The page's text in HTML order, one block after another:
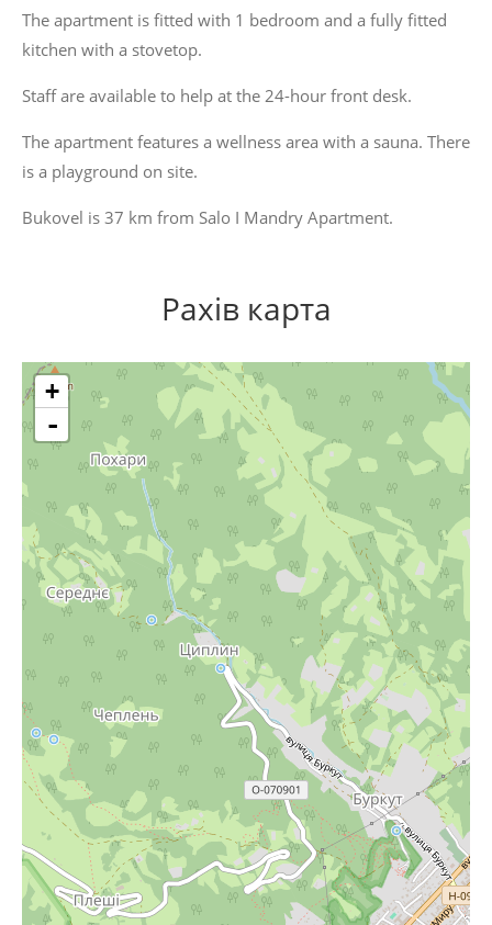
The apartment is fitted with 1 bedroom and a fully fitted
kitchen with a stovetop.
Staff are available to help at the 24-hour front desk.
The apartment features a wellness area with a sauna. There
is a playground on site.
Bukovel is 37 km from Salo I Mandry Apartment.
Рахів карта
+
-